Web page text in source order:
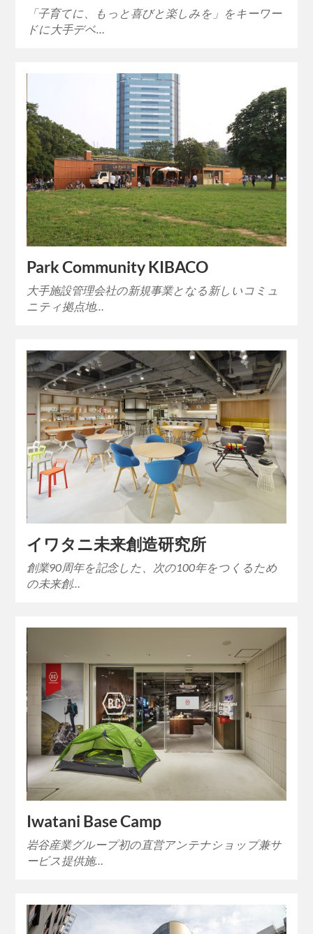
「子育てに、もっと喜びと楽しみを」をキーワー
ドに大手デベ…
Park Community KIBACO
大手施設管理会社の新規事業となる新しいコミュ
ニティ拠点地…
イワタニ未来創造研究所
創業90周年を記念した、次の100年をつくるため
の未来創…
Iwatani Base Camp
岩谷産業グループ初の直営アンテナショップ兼サ
ービス提供施…